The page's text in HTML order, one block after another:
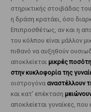
στηρικτικής στοιβάδας
η δράση κρατάει, όσο
Επιπροσθέτως, αν και η
του κόλπου είναι μάλλον
πιθανό να αυξηθούν
αποκλείεται μικρές
στην κυκλοφορία της
οιστρογόνα αναστέλλουν
και κατ’ επέκταση
αποκλείεται γυναίκες,